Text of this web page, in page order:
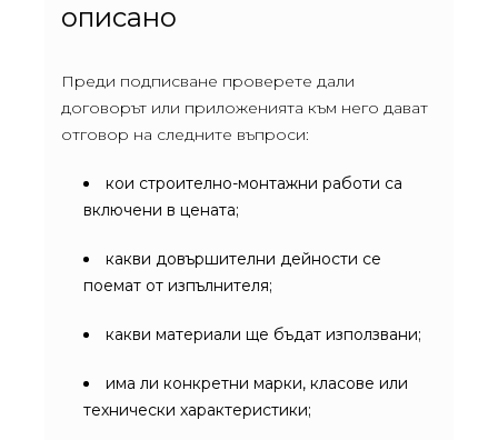
описано
Преди подписване проверете дали
договорът или приложенията към него дават
отговор на следните въпроси:
кои строително-монтажни работи са
включени в цената;
какви довършителни дейности се
поемат от изпълнителя;
какви материали ще бъдат използвани;
има ли конкретни марки, класове или
технически характеристики;